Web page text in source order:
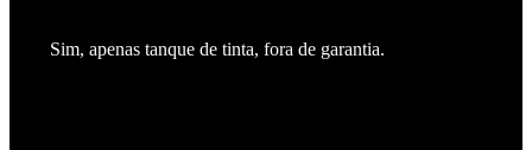
Sim, apenas tanque de tinta, fora de garantia.